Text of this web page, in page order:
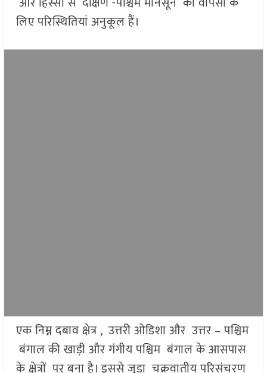
लिए परिस्थितियां अनुकूल हैं।
एक निम्न दबाव क्षेत्र , उत्तरी ओडिशा और उत्तर – पश्चिम
बंगाल की खाड़ी और गंगीय पश्चिम बंगाल के आसपास